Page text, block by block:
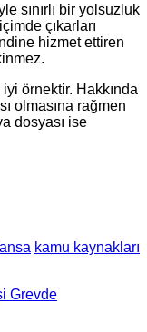
sınırlı bir yolsuzluk
çıkarları
hizmet ettiren
örnektir. Hakkında
olmasına rağmen
dosyası ise
kamu kaynakları
Grevde